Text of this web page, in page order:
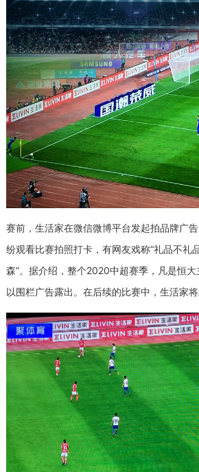
赛前，生活家在微信微博平台发起拍品牌广
纷观看比赛拍照打卡，有网友戏称“礼品不礼
森”。据介绍，整个2020中超赛季，凡是恒
以围栏广告露出。在后续的比赛中，生活家将